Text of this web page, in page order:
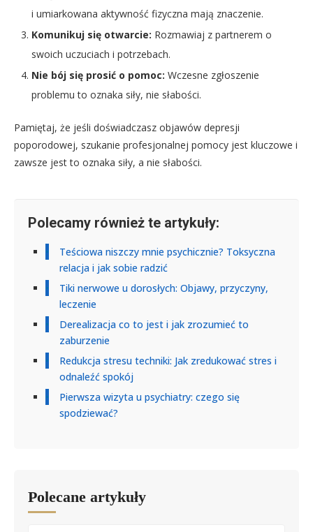
i umiarkowana aktywność fizyczna mają znaczenie.
Komunikuj się otwarcie: Rozmawiaj z partnerem o
swoich uczuciach i potrzebach.
Nie bój się prosić o pomoc: Wczesne zgłoszenie
problemu to oznaka siły, nie słabości.
Pamiętaj, że jeśli doświadczasz objawów depresji
poporodowej, szukanie profesjonalnej pomocy jest kluczowe i
zawsze jest to oznaka siły, a nie słabości.
Polecamy również te artykuły:
Teściowa niszczy mnie psychicznie? Toksyczna
relacja i jak sobie radzić
Tiki nerwowe u dorosłych: Objawy, przyczyny,
leczenie
Derealizacja co to jest i jak zrozumieć to
zaburzenie
Redukcja stresu techniki: Jak zredukować stres i
odnaleźć spokój
Pierwsza wizyta u psychiatry: czego się
spodziewać?
Polecane artykuły